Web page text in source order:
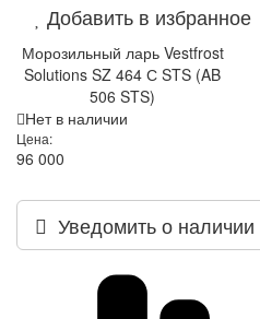
Добавить в избранное
Морозильный ларь Vestfrost
Solutions SZ 464 С STS (AB
506 STS)
Нет в наличии
Цена:
96 000
Уведомить о наличии